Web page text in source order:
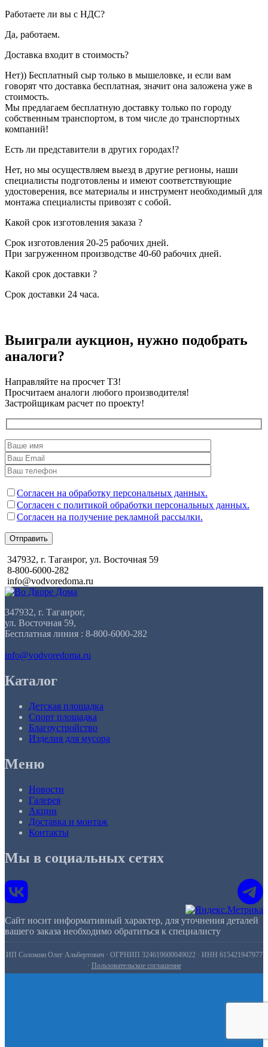
Работаете ли вы с НДС?
Да, работаем.
Доставка входит в стоимость?
Нет)) Бесплатный сыр только в мышеловке, и если вам
говорят что доставка бесплатная, значит она заложена уже в
стоимость.
Мы предлагаем бесплатную доставку только по городу
собственным транспортом, в том числе до транспортных
компаний!
Есть ли представители в других городах!?
Нет, но мы осуществляем выезд в другие регионы, наши
специалисты подготовлены и имеют соответствующие
удостоверения, все материалы и инструмент необходимый для
монтажа специалисты привозят с собой.
Какой срок изготовления заказа ?
Срок изготовления 20-25 рабочих дней.
При загруженном производстве 40-60 рабочих дней.
Какой срок доставки ?
Срок доставки 24 часа.
Выиграли аукцион, нужно подобрать
аналоги?
Направляйте на просчет ТЗ!
Просчитаем аналоги любого производителя!
Застройщикам расчет по проекту!
Согласен на обработку персональных данных.
Согласен с политикой обработки персональных данных.
Согласен на получение рекламной рассылки.
Отправить
347932, г. Таганрог, ул. Восточная 59
8-800-6000-282
info@vodvoredoma.ru
347932, г. Таганрог,
ул. Восточная 59,
Бесплатная линия : 8-800-6000-282
info@vodvoredoma.ru
Каталог
Детская площадка
Спорт площадка
Благоустройство
Изделия для мусора
Меню
Новости
Галерея
Акции
Доставка и монтаж
Контакты
Мы в социальных сетях
Сайт носит информативный характер, для уточнения деталей
вашего заказа необходимо обратиться к специалисту
ИП Соломин Олег Альбертович · ОГРНИП 324619600049022 · ИНН 615421947977
· Пользовательское соглашение